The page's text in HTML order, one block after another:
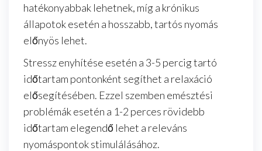
hatékonyabbak lehetnek, míg a krónikus
állapotok esetén a hosszabb, tartós nyomás
előnyös lehet.
Stressz enyhítése esetén a 3-5 percig tartó
időtartam pontonként segíthet a relaxáció
elősegítésében. Ezzel szemben emésztési
problémák esetén a 1-2 perces rövidebb
időtartam elegendő lehet a releváns
nyomáspontok stimulálásához.